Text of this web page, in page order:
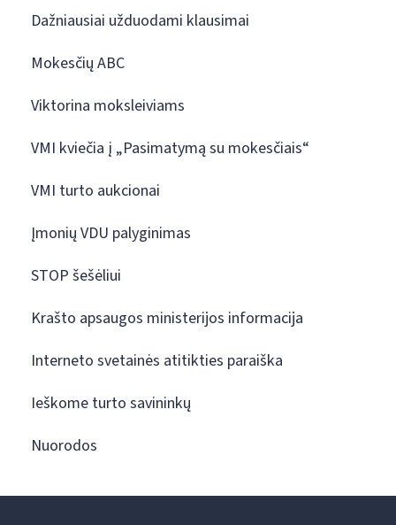
Dažniausiai užduodami klausimai
Mokesčių ABC
Viktorina moksleiviams
VMI kviečia į „Pasimatymą su mokesčiais“
VMI turto aukcionai
Įmonių VDU palyginimas
STOP šešėliui
Krašto apsaugos ministerijos informacija
Interneto svetainės atitikties paraiška
Ieškome turto savininkų
Nuorodos